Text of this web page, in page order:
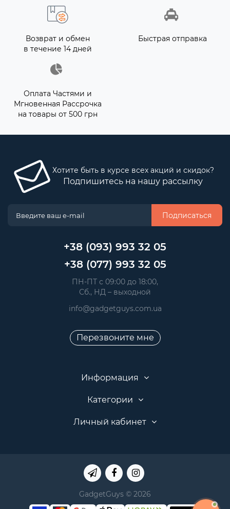
Возврат и обмен
в течение 14 дней
Быстрая отправка
Оплата Частями и
Мгновенная Рассрочка
на товары от 500 грн
Хотите быть в курсе всех акций и скидок?
Подпишитесь на нашу рассылку
Подписаться
+38 (093) 993 32 05
+38 (077) 993 32 05
ПН-ПТ с 09:00 до 18:00,
Сб., НД – выходной
info@gadgetguys.com.ua
Перезвоните мне
Информация
Категории
Личный кабинет
GadgetGuys © 2026